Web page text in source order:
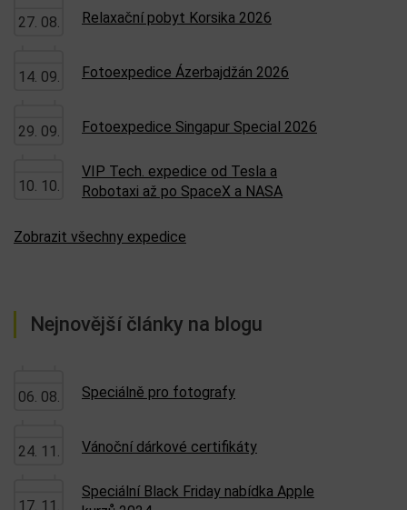
27. 08. Relaxační pobyt Korsika 2026
14. 09. Fotoexpedice Ázerbajdžán 2026
29. 09. Fotoexpedice Singapur Special 2026
10. 10.
VIP Tech. expedice od Tesla a
Robotaxi až po SpaceX a NASA
Zobrazit všechny expedice
Nejnovější články na blogu
06. 08. Speciálně pro fotografy
24. 11. Vánoční dárkové certifikáty
17. 11.
Speciální Black Friday nabídka Apple